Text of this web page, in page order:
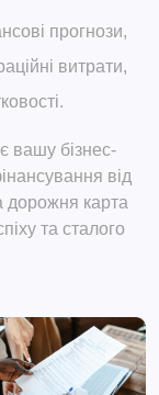
прогнози,
витрати,
вашу бізнес-
від
дорожня карта
та сталого